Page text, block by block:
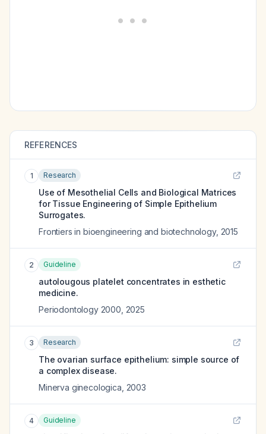
REFERENCES
1 Research
Use of Mesothelial Cells and Biological Matrices
for Tissue Engineering of Simple Epithelium
Surrogates.
Frontiers in bioengineering and biotechnology, 2015
2 Guideline
autolougous platelet concentrates in esthetic
medicine.
Periodontology 2000 2025
3 Research
The ovarian surface epithelium: simple source of
a complex disease.
Minerva ginecologica 2003
4 Guideline